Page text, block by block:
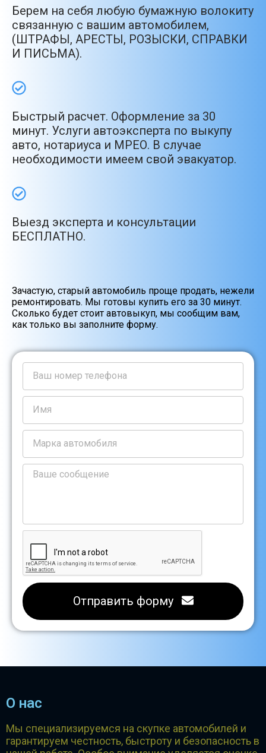
Берем на себя любую бумажную волокиту
связанную с вашим автомобилем,
(ШТРАФЫ, АРЕСТЫ, РОЗЫСКИ, СПРАВКИ
И ПИСЬМА).
Быстрый расчет. Оформление за 30
минут. Услуги автоэксперта по выкупу
авто, нотариуса и МРЕО. В случае
необходимости имеем свой эвакуатор.
Выезд эксперта и консультации
БЕСПЛАТНО.
Зачастую, старый автомобиль проще продать, нежели
ремонтировать. Мы готовы купить его за 30 минут.
Сколько будет стоит автовыкуп, мы сообщим вам,
как только вы заполните форму.
Отправить форму
О нас
Мы специализируемся на скупке автомобилей и
гарантируем честность, быстроту и безопасность в